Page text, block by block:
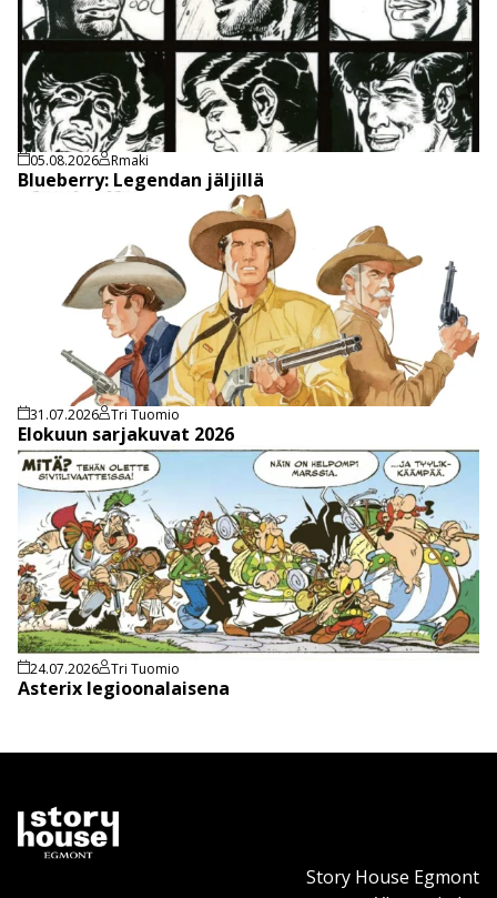
05.08.2026 Rmaki
Blueberry: Legendan jäljillä
31.07.2026 Tri Tuomio
Elokuun sarjakuvat 2026
24.07.2026 Tri Tuomio
Asterix legioonalaisena
Story House Egmont